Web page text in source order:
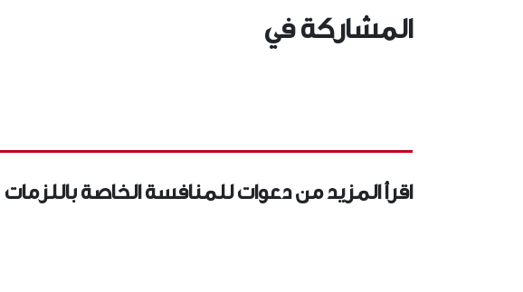
المشاركة في
اقرأ المزيد من دعوات للمنافسة الخاصة باللزمات